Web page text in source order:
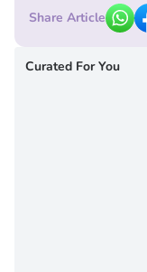
Share Article
Curated For You